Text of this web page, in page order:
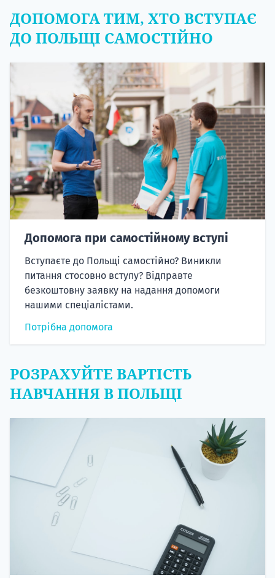
ДОПОМОГА ТИМ, ХТО ВСТУПАЄ
ДО ПОЛЬЩІ САМОСТІЙНО
Допомога при самостійному вступі
Вступаєте до Польщі самостійно? Виникли
питання стосовно вступу? Відправте
безкоштовну заявку на надання допомоги
нашими спеціалістами.
Потрібна допомога
РОЗРАХУЙТЕ ВАРТІСТЬ
НАВЧАННЯ В ПОЛЬЩІ